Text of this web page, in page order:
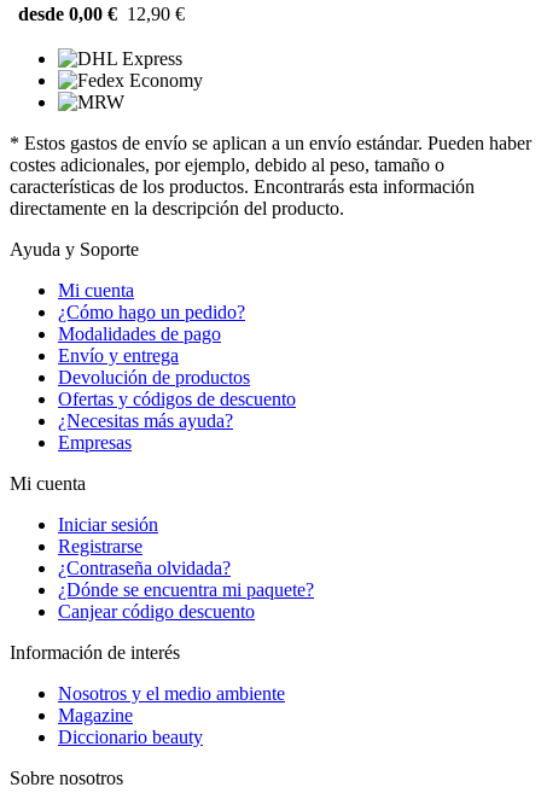
desde 0,00 € 12,90 €
* Estos gastos de envío se aplican a un envío estándar. Pueden haber
costes adicionales, por ejemplo, debido al peso, tamaño o
características de los productos. Encontrarás esta información
directamente en la descripción del producto.
Ayuda y Soporte
Mi cuenta
¿Cómo hago un pedido?
Modalidades de pago
Envío y entrega
Devolución de productos
Ofertas y códigos de descuento
¿Necesitas más ayuda?
Empresas
Mi cuenta
Iniciar sesión
Registrarse
¿Contraseña olvidada?
¿Dónde se encuentra mi paquete?
Canjear código descuento
Información de interés
Nosotros y el medio ambiente
Magazine
Diccionario beauty
Sobre nosotros